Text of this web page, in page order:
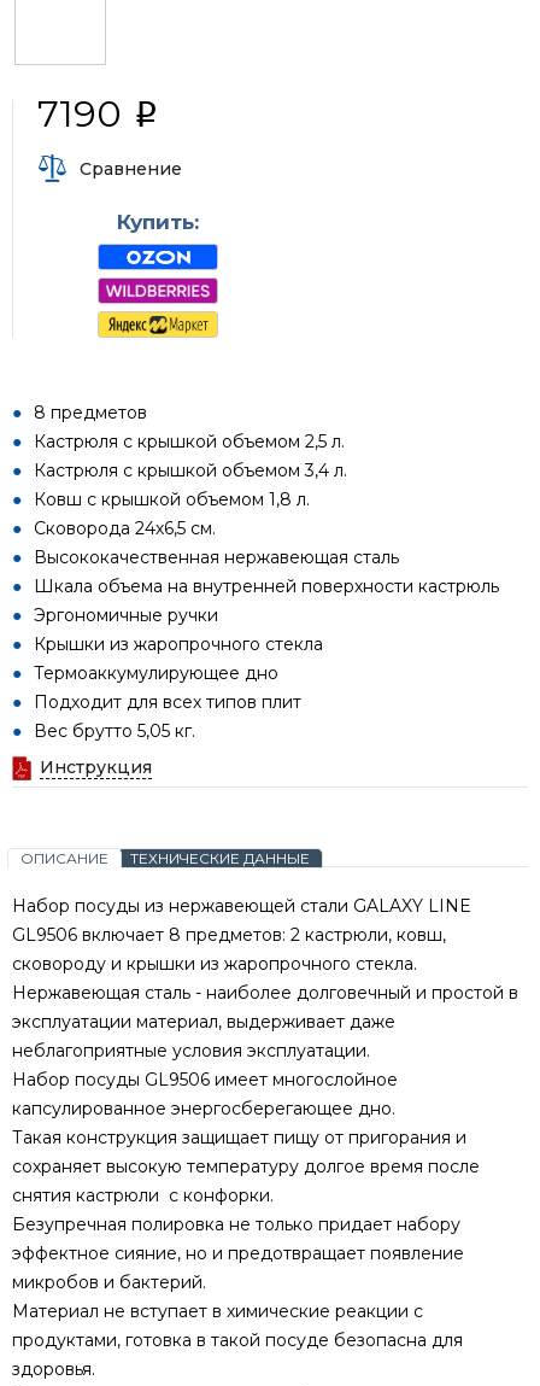
7190 i
Сравнение
Купить:
8 предметов
Кастрюля с крышкой объемом 2,5 л.
Кастрюля с крышкой объемом 3,4 л.
Ковш с крышкой объемом 1,8 л.
Сковорода 24х6,5 см.
Высококачественная нержавеющая сталь
Шкала объема на внутренней поверхности кастрюль
Эргономичные ручки
Крышки из жаропрочного стекла
Термоаккумулирующее дно
Подходит для всех типов плит
Вес брутто 5,05 кг.
Инструкция
ОПИСАНИЕ ТЕХНИЧЕСКИЕ ДАННЫЕ
Набор посуды из нержавеющей стали GALAXY LINE
GL9506 включает 8 предметов: 2 кастрюли, ковш,
сковороду и крышки из жаропрочного стекла.
Нержавеющая сталь - наиболее долговечный и простой в
эксплуатации материал, выдерживает даже
неблагоприятные условия эксплуатации.
Набор посуды GL9506 имеет многослойное
капсулированное энергосберегающее дно.
Такая конструкция защищает пищу от пригорания и
сохраняет высокую температуру долгое время после
снятия кастрюли с конфорки.
Безупречная полировка не только придает набору
эффектное сияние, но и предотвращает появление
микробов и бактерий.
Материал не вступает в химические реакции с
продуктами, готовка в такой посуде безопасна для
здоровья.